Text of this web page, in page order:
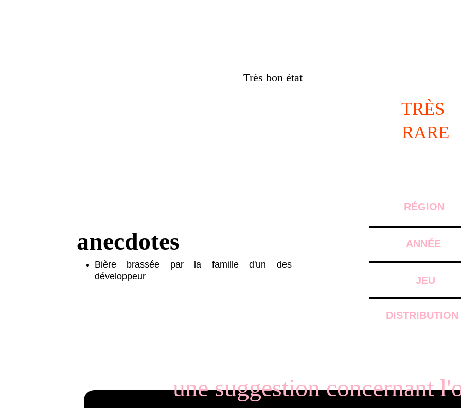
TRÈS
RARE
anecdotes
Bière brassée par la famille d'un des
développeur
une suggestion concernant
Très bon état
ANNÉE
RÉGION
JEU
DISTRIBUTION